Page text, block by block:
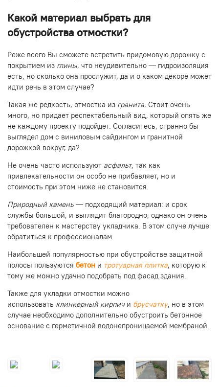
Какой материал выбрать для
обустройства отмостки?
Реже всего Вы сможете встретить придомовую дорожку с
покрытием из глины, что неудивительно — гидроизоляция
есть, но сколько она прослужит, да и о каком декоре может
идти речь в этом случае?
Такая же редкость, отмостка из гранита. Стоит очень
много, но придает респектабельный вид, который опять же
не каждому проекту подойдет. Согласитесь, странно бы
выглядел дом с виниловым сайдингом и гранитной
дорожкой вокруг, да?
Не очень часто используют асфальт, так как
привлекательности он особо не прибавляет, но и
стоимость при этом ниже не становится.
Природный камень — подходящий материал: и срок
службы большой, и выглядит благородно, однако он очень
требователен к мастерству укладчика. В этом случе лучше
обратиться к профессионалам.
Наибольшей популярностью при обустройстве защитной
полосы пользуются бетон и тротуарная плитка, которую к
тому же можно удачно подобрать под фасад здания.
Также для укладки отмостки можно
использовать клинкерный кирпичи брусчатку, но в этом
случае необходимо дополнительно обустроить бетонное
основание с герметичной водонепроницаемой мембраной.